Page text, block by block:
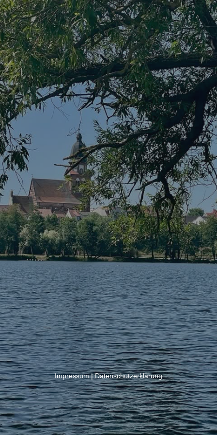
Impressum|Datenschutzerklärung